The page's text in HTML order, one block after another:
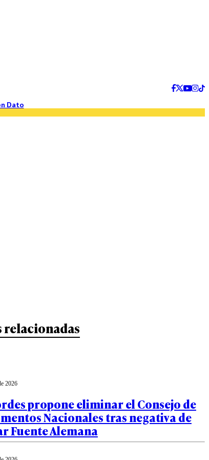
Dato
relacionadas
2026
propone eliminar el Consejo de
Nacionales tras negativa de
Fuente Alemana